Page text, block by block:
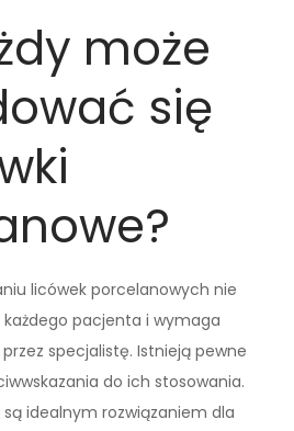
może
się
licówek porcelanowych nie
pacjenta i wymaga
specjalistę. Istnieją pewne
do ich stosowania.
idealnym rozwiązaniem dla